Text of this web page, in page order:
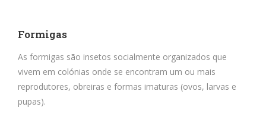
Formigas
As formigas são insetos socialmente organizados que
vivem em colónias onde se encontram um ou mais
reprodutores, obreiras e formas imaturas (ovos, larvas e
pupas).